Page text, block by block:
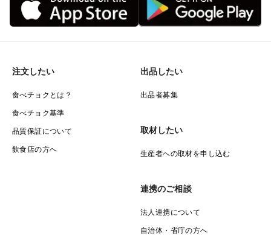
注文したい
食べチョクとは？
食べチョク基準
品質保証について
飲食店の方へ
出品したい
出品者募集
取材したい
生産者への取材を申し込む
連携のご相談
法人連携について
自治体・省庁の方へ